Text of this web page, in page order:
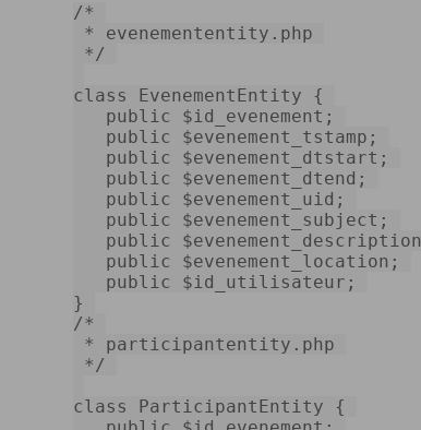
/*
* evenemententity.php
*/
class
EvenementEntity
{
public
$id_evenement ;
public
$evenement_tstamp ;
public
$evenement_dtstart ;
public
$evenement_dtend ;
public
$evenement_uid ;
public
$evenement_subject ;
public
$evenement_description
public
$evenement_location ;
public
$id_utilisateur ;
/*
* participantentity.php
*/
class
ParticipantEntity
{